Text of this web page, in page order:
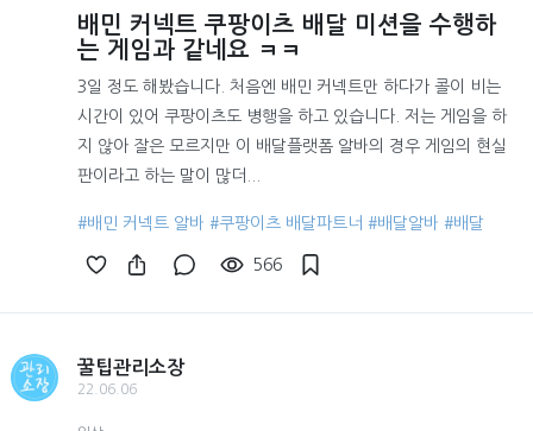
배민 커넥트 쿠팡이츠 배달 미션을 수행하
는 게임과 같네요 ㅋㅋ
3일 정도 해봤습니다. 처음엔 배민 커넥트만 하다가 콜이 비는
시간이 있어 쿠팡이츠도 병행을 하고 있습니다. 저는 게임을 하
지 않아 잘은 모르지만 이 배달플랫폼 알바의 경우 게임의 현실
판이라고 하는 말이 많더...
#배민 커넥트 알바 #쿠팡이츠 배달파트너 #배달알바 #배달
566
꿀팁관리소장
22.06.06